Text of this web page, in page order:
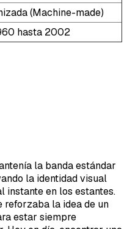
(Machine-made)
hasta 2002
la banda estándar
la identidad visual
instante en los estantes.
reforzaba la idea de un
estar siempre